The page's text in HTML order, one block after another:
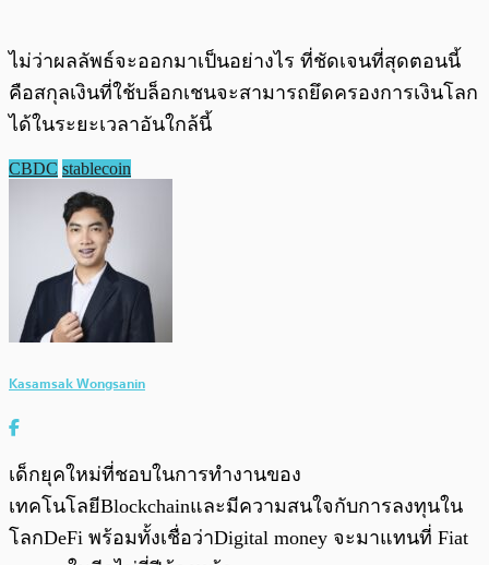
ไม่ว่าผลลัพธ์จะออกมาเป็นอย่างไร ที่ชัดเจนที่สุดตอนนี้
คือสกุลเงินที่ใช้บล็อกเชนจะสามารถยึดครองการเงินโลก
ได้ในระยะเวลาอันใกล้นี้
CBDC stablecoin
Kasamsak Wongsanin
เด็กยุคใหม่ที่ชอบในการทำงานของ
เทคโนโลยีBlockchainและมีความสนใจกับการลงทุนใน
โลกDeFi พร้อมทั้งเชื่อว่าDigital money จะมาแทนที่ Fiat